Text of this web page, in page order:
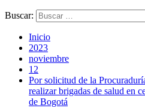
Buscar:
Inicio
2023
noviembre
12
Por solicitud de la
realizar brigadas de salud en
de Bogotá